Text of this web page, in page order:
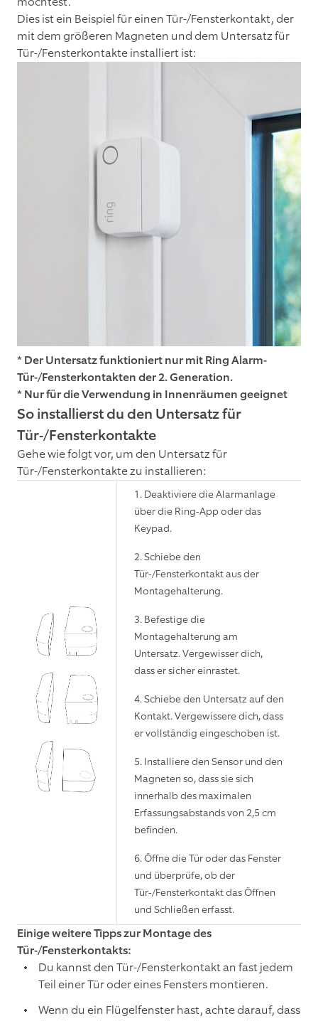
Dies ist ein Beispiel für einen Tür-/Fensterkontakt, der
mit dem größeren Magneten und dem Untersatz für
Tür-/Fensterkontakte installiert ist:
* Der Untersatz funktioniert nur mit Ring Alarm-
Tür-/Fensterkontakten der 2. Generation.
* Nur für die Verwendung in Innenräumen geeignet
So installierst du den Untersatz für
Tür-/Fensterkontakte
Gehe wie folgt vor, um den Untersatz für
Tür-/Fensterkontakte zu installieren:
1. Deaktiviere die Alarmanlage
über die Ring-App oder das
Keypad.
2. Schiebe den
Tür-/Fensterkontakt aus der
Montagehalterung.
3. Befestige die
Montagehalterung am
Untersatz. Vergewisser dich,
dass er sicher einrastet.
4. Schiebe den Untersatz auf den
Kontakt. Vergewissere dich, dass
er vollständig eingeschoben ist.
5. Installiere den Sensor und den
Magneten so, dass sie sich
innerhalb des maximalen
Erfassungsabstands von 2,5 cm
befinden.
6. Öffne die Tür oder das Fenster
und überprüfe, ob der
Tür-/Fensterkontakt das Öffnen
und Schließen erfasst.
Einige weitere Tipps zur Montage des
Tür-/Fensterkontakts:
Du kannst den Tür-/Fensterkontakt an fast jedem
Teil einer Tür oder eines Fensters montieren.
Wenn du ein Flügelfenster hast, achte darauf, dass